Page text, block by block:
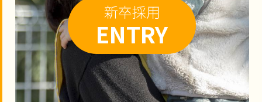
新卒採用
ENTRY